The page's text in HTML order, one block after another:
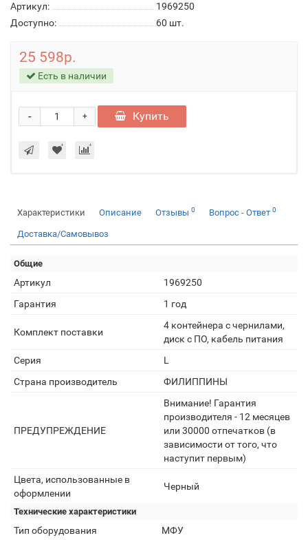
Артикул:
1969250
Доступно:
60 шт.
25 598р.
Есть в наличии
+
- Купить
Характеристики Описание Отзывы 0 Вопрос - Ответ 0
Доставка/Самовывоз
Общие
Артикул
1969250
Гарантия
1 год
Комплект поставки
4 контейнера с чернилами,
диск с ПО, кабель питания
Серия
L
Страна производитель
ФИЛИППИНЫ
ПРЕДУПРЕЖДЕНИЕ
Внимание! Гарантия
производителя - 12 месяцев
или 30000 отпечатков (в
зависимости от того, что
наступит первым)
Цвета, использованные в
оформлении
Черный
Технические характеристики
Тип оборудования МФУ